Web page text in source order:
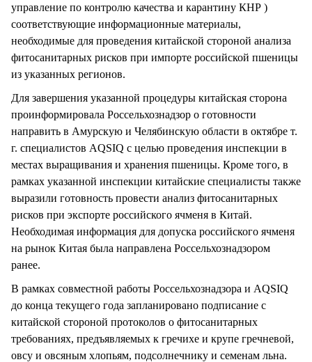
управление по контролю качества и карантину КНР )
соответствующие информационные материалы,
необходимые для проведения китайской стороной анализа
фитосанитарных рисков при импорте российской пшеницы
из указанных регионов.
Для завершения указанной процедуры китайская сторона
проинформировала Россельхознадзор о готовности
направить в Амурскую и Челябинскую области в октябре т.
г. специалистов AQSIQ с целью проведения инспекции в
местах выращивания и хранения пшеницы. Кроме того, в
рамках указанной инспекции китайские специалисты также
выразили готовность провести анализ фитосанитарных
рисков при экспорте российского ячменя в Китай.
Необходимая информация для допуска российского ячменя
на рынок Китая была направлена Россельхознадзором
ранее.
В рамках совместной работы Россельхознадзора и AQSIQ
до конца текущего года запланировано подписание с
китайской стороной протоколов о фитосанитарных
требованиях, предъявляемых к гречихе и крупе гречневой,
овсу и овсяным хлопьям, подсолнечнику и семенам льна.